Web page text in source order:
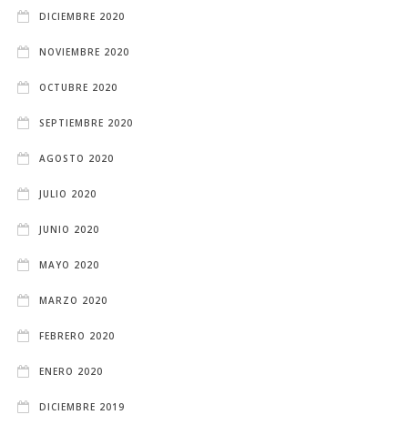
DICIEMBRE 2020
NOVIEMBRE 2020
OCTUBRE 2020
SEPTIEMBRE 2020
AGOSTO 2020
JULIO 2020
JUNIO 2020
MAYO 2020
MARZO 2020
FEBRERO 2020
ENERO 2020
DICIEMBRE 2019